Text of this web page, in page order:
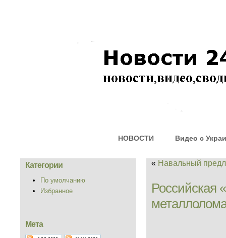
НОВОСТИ Видео с
Категории
По умолчанию
Избранное
Мета
« Навальный
Российская